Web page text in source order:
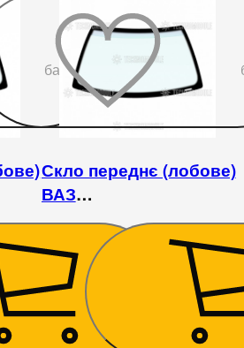
До
бажаного
2114/2115
Скло переднє (лобове)
ВАЗ
2108/2109/21099/2113/
1 620